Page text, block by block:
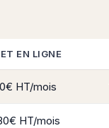
EN LIGNE
HT/mois
HT/mois